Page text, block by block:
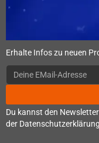
Erhalte Infos zu neuen
Du kannst den
der Datenschutzerklärung